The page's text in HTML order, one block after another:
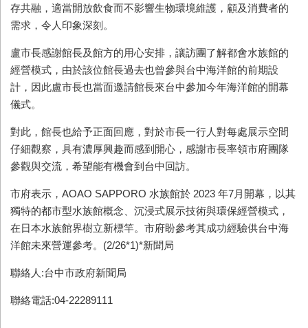
存共融，適當開放飲食而不影響生物環境維護，顧及消費者的
需求，令人印象深刻。
盧市長感謝館長及館方的用心安排，讓訪團了解都會水族館的
經營模式，由於該位館長過去也曾參與台中海洋館的前期設
計，因此盧市長也當面邀請館長來台中參加今年海洋館的開幕
儀式。
對此，館長也給予正面回應，對於市長一行人對每處展示空間
仔細觀察，具有濃厚興趣而感到開心，感謝市長率領市府團隊
參觀與交流，希望能有機會到台中回訪。
市府表示，AOAO SAPPORO 水族館於 2023 年7月開幕，以其
獨特的都市型水族館概念、沉浸式展示技術與環保經營模式，
在日本水族館界樹立新標竿。市府盼參考其成功經驗供台中海
洋館未來營運參考。(2/26*1)*新聞局
聯絡人:台中市政府新聞局
聯絡電話:04-22289111